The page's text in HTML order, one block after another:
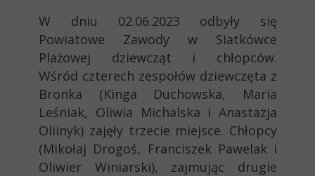
W dniu 02.06.2023 odbyły się
Powiatowe Zawody w Siatkówce
Plażowej dziewcząt i chłopców.
Wśród czterech zespołów dziewczęta z
Bronka (Kinga Duchowska, Maria
Leśniak, Oliwia Michalska i Anastazja
Oliinyk) zajęły trzecie miejsce. Chłopcy
(Mikołaj Drogoś, Franciszek Pawelak i
Oliwier Winiarski), zajmując drugie